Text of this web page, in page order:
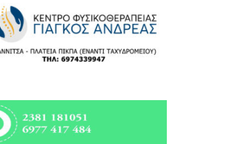
Πολιτική
Αθλητικά